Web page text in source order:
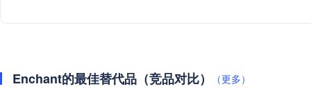
Enchant的最佳替代品（竞品对比） （更多）